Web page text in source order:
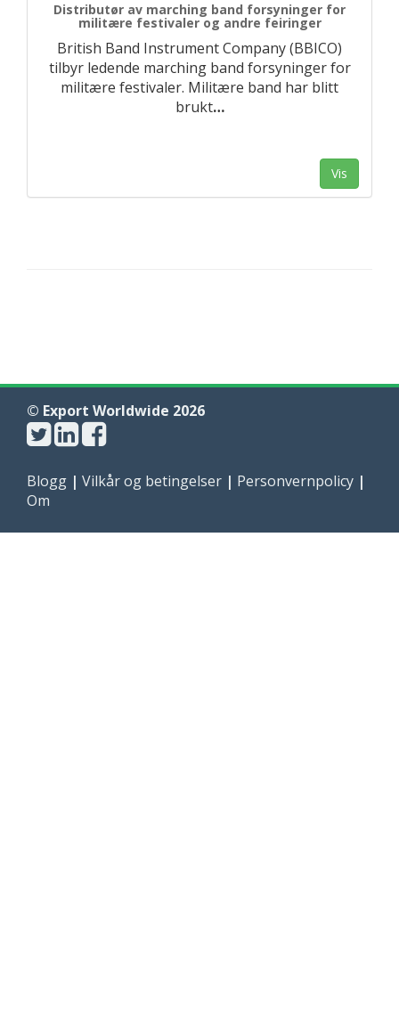
Distributør av marching band forsyninger for
militære festivaler og andre feiringer
British Band Instrument Company (BBICO)
tilbyr ledende marching band forsyninger for
militære festivaler. Militære band har blitt
brukt…
Vis
© Export Worldwide 2026
Blogg | Vilkår og betingelser | Personvernpolicy |
Om